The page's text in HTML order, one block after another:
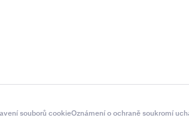
souborů cookieOznámení o ochraně soukromí